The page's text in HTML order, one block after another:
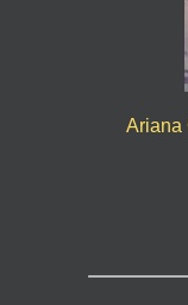
Ariana